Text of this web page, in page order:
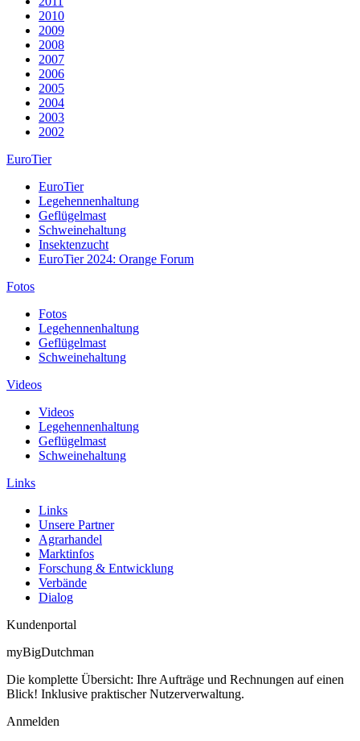
2010
2009
2008
2007
2006
2005
2004
2003
2002
EuroTier
EuroTier
Legehennenhaltung
Geflügelmast
Schweinehaltung
Insektenzucht
EuroTier 2024: Orange Forum
Fotos
Fotos
Legehennenhaltung
Geflügelmast
Schweinehaltung
Videos
Videos
Legehennenhaltung
Geflügelmast
Schweinehaltung
Links
Links
Unsere Partner
Agrarhandel
Marktinfos
Forschung & Entwicklung
Verbände
Dialog
Kundenportal
myBigDutchman
Die komplette Übersicht: Ihre Aufträge und Rechnungen auf einen
Blick! Inklusive praktischer Nutzerverwaltung.
Anmelden